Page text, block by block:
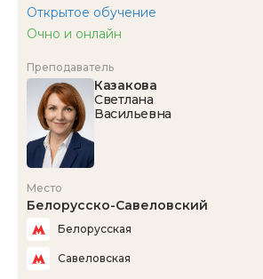
Открытое обучение
Очно и онлайн
Преподаватель
Казакова
Светлана
Васильевна
Место
Белорусско-Савеловский
Белорусская
Савеловская